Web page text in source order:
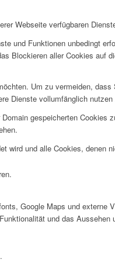
Webseite verfügbaren
und Funktionen unbedingt
Blockieren aller Cookies
Um zu vermeiden,
Dienste vollumfänglich
gespeicherten
wird und alle Cookies,
Google Maps und
und das